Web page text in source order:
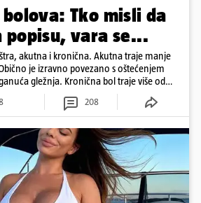
Tko misli da
popisu, vara se...
akutna i kronična. Akutna traje manje
je izravno povezano s oštećenjem
gležnja. Kronična bol traje više od
208